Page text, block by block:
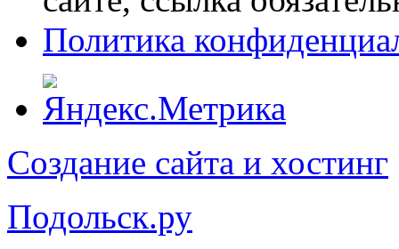
Политика
Создание сайта и хостинг
Подольск.ру